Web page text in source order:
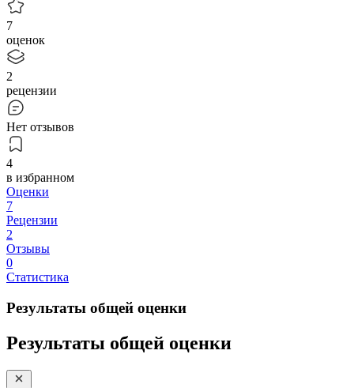
7
оценок
2
рецензии
Нет отзывов
4
в избранном
Оценки
7
Рецензии
2
Отзывы
0
Статистика
Результаты общей оценки
Результаты общей оценки